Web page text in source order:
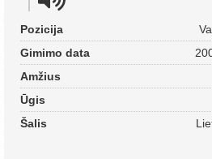
Pozicija
Gimimo data
Amžius
Ūgis
Šalis